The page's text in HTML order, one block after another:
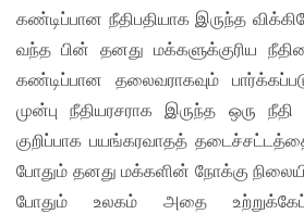
கண்டிப்பான நீதிபதியாக இருந்த
வந்த பின் தனது மக்களுக்குரிய
கண்டிப்பான தலைவராகவும்
முன்பு நீதியரசராக இருந்த ஒரு
குறிப்பாக பயங்கரவாதத் தடைச்சட்டத்தை
போதும் தனது மக்களின் நோக்கு
போதும் உலகம் அதை